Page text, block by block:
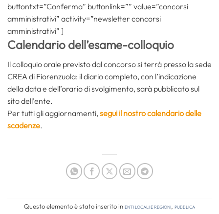
buttontxt=”Conferma” buttonlink=”” value=”concorsi
amministrativi” activity=”newsletter concorsi
amministrativi” ]
Calendario dell’esame-colloquio
Il colloquio orale previsto dal concorso si terrà presso la sede
CREA di Fiorenzuola: il diario completo, con l’indicazione
della data e dell’orario di svolgimento, sarà pubblicato sul
sito dell’ente.
Per tutti gli aggiornamenti, segui il nostro calendario delle
scadenze.
Questo elemento è stato inserito inEnti locali e regioni, Pubblica